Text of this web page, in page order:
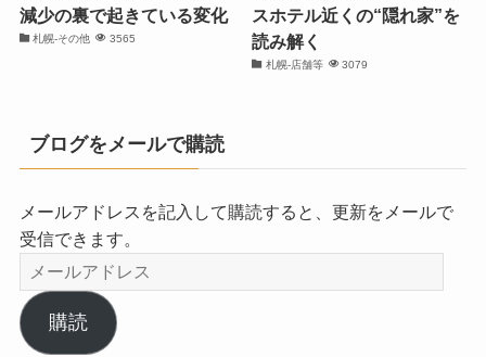
減少の裏で起きている変化
札幌-その他 3565
スホテル近くの“隠れ家”を
読み解く
札幌-店舗等 3079
ブログをメールで購読
メールアドレスを記入して購読すると、更新をメールで
受信できます。
メ
ー
ル
ア
購読